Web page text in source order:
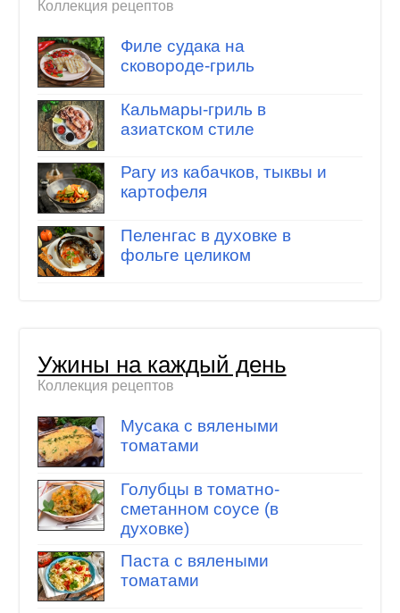
Коллекция рецептов
Филе судака на
сковороде-гриль
Кальмары-гриль в
азиатском стиле
Рагу из кабачков, тыквы и
картофеля
Пеленгас в духовке в
фольге целиком
Ужины на каждый день
Коллекция рецептов
Мусака с вялеными
томатами
Голубцы в томатно-
сметанном соусе (в
духовке)
Паста с вялеными
томатами